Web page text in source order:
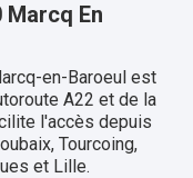
Marcq En
en-Baroeul est
A22 et de la
l'accès depuis
Tourcoing,
et Lille.